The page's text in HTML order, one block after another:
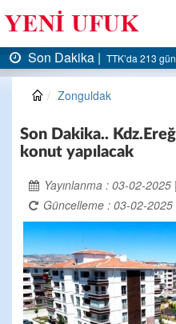
Son Dakika | AK Parti Ereğli
Zonguldak
Son Dakika..
konut yapılacak
Yayınlanma : 03-02-
Güncelleme : 03-02-